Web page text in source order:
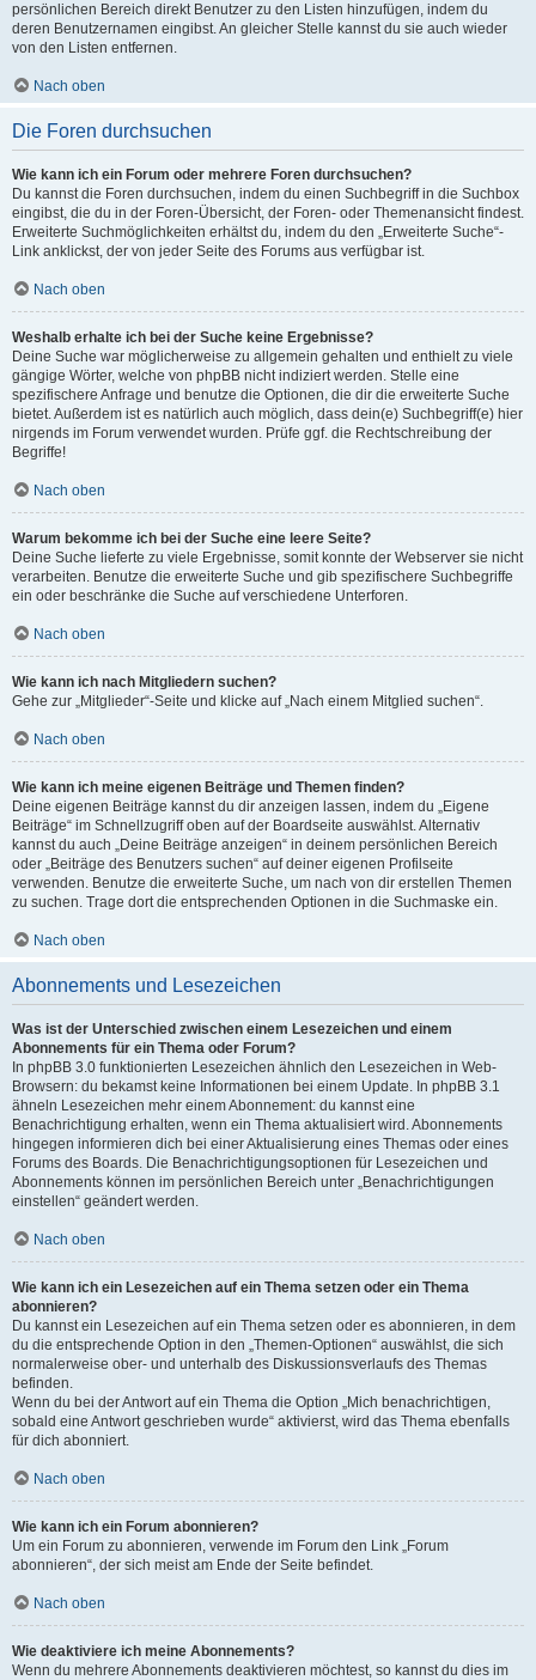
persönlichen Bereich direkt Benutzer zu den Listen hinzufügen, indem du
deren Benutzernamen eingibst. An gleicher Stelle kannst du sie auch wieder
von den Listen entfernen.
Nach oben
Die Foren durchsuchen
Wie kann ich ein Forum oder mehrere Foren durchsuchen?
Du kannst die Foren durchsuchen, indem du einen Suchbegriff in die Suchbox
eingibst, die du in der Foren-Übersicht, der Foren- oder Themenansicht findest.
Erweiterte Suchmöglichkeiten erhältst du, indem du den „Erweiterte Suche“-
Link anklickst, der von jeder Seite des Forums aus verfügbar ist.
Nach oben
Weshalb erhalte ich bei der Suche keine Ergebnisse?
Deine Suche war möglicherweise zu allgemein gehalten und enthielt zu viele
gängige Wörter, welche von phpBB nicht indiziert werden. Stelle eine
spezifischere Anfrage und benutze die Optionen, die dir die erweiterte Suche
bietet. Außerdem ist es natürlich auch möglich, dass dein(e) Suchbegriff(e) hier
nirgends im Forum verwendet wurden. Prüfe ggf. die Rechtschreibung der
Begriffe!
Nach oben
Warum bekomme ich bei der Suche eine leere Seite?
Deine Suche lieferte zu viele Ergebnisse, somit konnte der Webserver sie nicht
verarbeiten. Benutze die erweiterte Suche und gib spezifischere Suchbegriffe
ein oder beschränke die Suche auf verschiedene Unterforen.
Nach oben
Wie kann ich nach Mitgliedern suchen?
Gehe zur „Mitglieder“-Seite und klicke auf „Nach einem Mitglied suchen“.
Nach oben
Wie kann ich meine eigenen Beiträge und Themen finden?
Deine eigenen Beiträge kannst du dir anzeigen lassen, indem du „Eigene
Beiträge“ im Schnellzugriff oben auf der Boardseite auswählst. Alternativ
kannst du auch „Deine Beiträge anzeigen“ in deinem persönlichen Bereich
oder „Beiträge des Benutzers suchen“ auf deiner eigenen Profilseite
verwenden. Benutze die erweiterte Suche, um nach von dir erstellen Themen
zu suchen. Trage dort die entsprechenden Optionen in die Suchmaske ein.
Nach oben
Abonnements und Lesezeichen
Was ist der Unterschied zwischen einem Lesezeichen und einem
Abonnements für ein Thema oder Forum?
In phpBB 3.0 funktionierten Lesezeichen ähnlich den Lesezeichen in Web-
Browsern: du bekamst keine Informationen bei einem Update. In phpBB 3.1
ähneln Lesezeichen mehr einem Abonnement: du kannst eine
Benachrichtigung erhalten, wenn ein Thema aktualisiert wird. Abonnements
hingegen informieren dich bei einer Aktualisierung eines Themas oder eines
Forums des Boards. Die Benachrichtigungsoptionen für Lesezeichen und
Abonnements können im persönlichen Bereich unter „Benachrichtigungen
einstellen“ geändert werden.
Nach oben
Wie kann ich ein Lesezeichen auf ein Thema setzen oder ein Thema
abonnieren?
Du kannst ein Lesezeichen auf ein Thema setzen oder es abonnieren, in dem
du die entsprechende Option in den „Themen-Optionen“ auswählst, die sich
normalerweise ober- und unterhalb des Diskussionsverlaufs des Themas
befinden.
Wenn du bei der Antwort auf ein Thema die Option „Mich benachrichtigen,
sobald eine Antwort geschrieben wurde“ aktivierst, wird das Thema ebenfalls
für dich abonniert.
Nach oben
Wie kann ich ein Forum abonnieren?
Um ein Forum zu abonnieren, verwende im Forum den Link „Forum
abonnieren“, der sich meist am Ende der Seite befindet.
Nach oben
Wie deaktiviere ich meine Abonnements?
Wenn du mehrere Abonnements deaktivieren möchtest, so kannst du dies im